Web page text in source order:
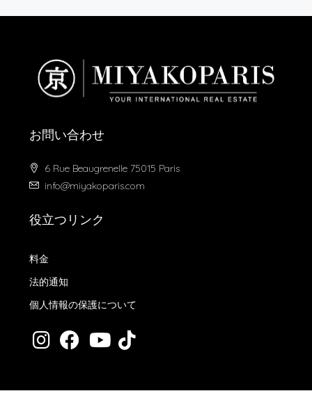
お問い合わせ
6 Rue Beaugrenelle 75015 Paris
info@miyakoparis.com
役立つリンク
料金
法的通知
個人情報の保護について